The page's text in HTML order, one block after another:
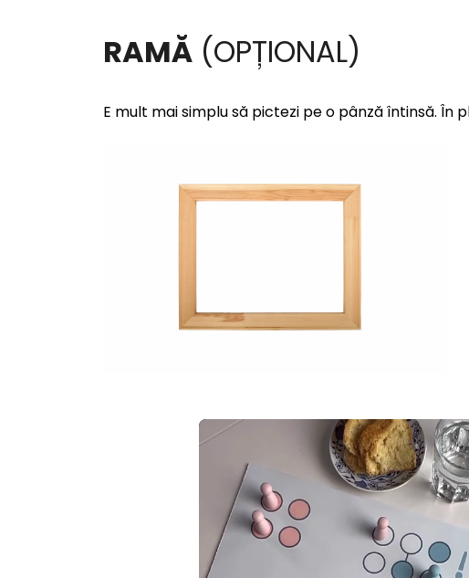
RAMĂ (OPȚIONAL)
E mult mai simplu să pictezi pe o pânză întinsă.